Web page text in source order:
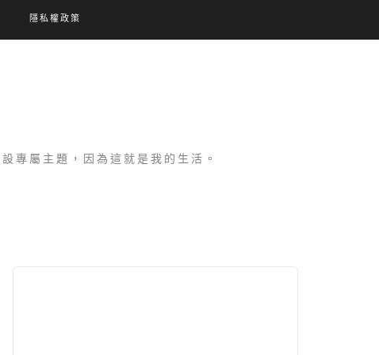
隱私權政策
屬主題，因為這就是我的生活。